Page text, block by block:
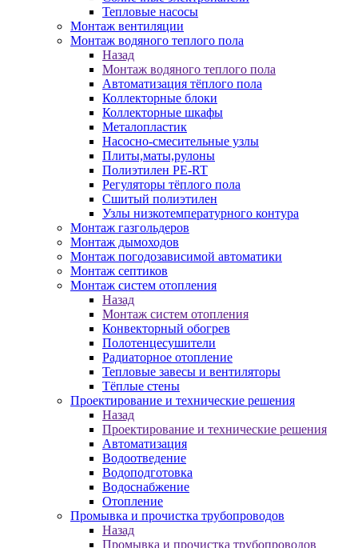
Тепловые насосы
Монтаж вентиляции
Монтаж водяного теплого пола
Назад
Монтаж водяного теплого пола
Автоматизация тёплого пола
Коллекторные блоки
Коллекторные шкафы
Металопластик
Насосно-смесительные узлы
Плиты,маты,рулоны
Полиэтилен PE-RT
Регуляторы тёплого пола
Сшитый полиэтилен
Узлы низкотемпературного контура
Монтаж газгольдеров
Монтаж дымоходов
Монтаж погодозависимой автоматики
Монтаж септиков
Монтаж систем отопления
Назад
Монтаж систем отопления
Конвекторный обогрев
Полотенцесушители
Радиаторное отопление
Тепловые завесы и вентиляторы
Тёплые стены
Проектирование и технические решения
Назад
Проектирование и технические решения
Автоматизация
Водоотведение
Водоподготовка
Водоснабжение
Отопление
Промывка и прочистка трубопроводов
Назад
Промывка и прочистка трубопроводов